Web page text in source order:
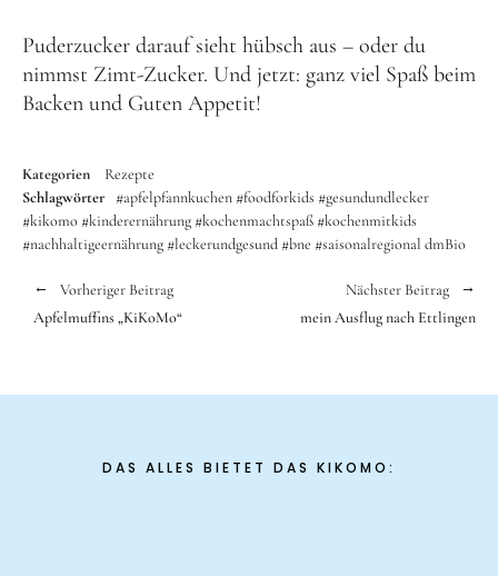
Puderzucker darauf sieht hübsch aus – oder du
nimmst Zimt-Zucker. Und jetzt: ganz viel Spaß beim
Backen und Guten Appetit!
Kategorien
Rezepte
Schlagwörter
#apfelpfannkuchen #foodforkids #gesundundlecker
#kikomo #kinderernährung #kochenmachtspaß #kochenmitkids
#nachhaltigeernährung #leckerundgesund #bne #saisonalregional dmBio
Vorheriger Beitrag
Apfelmuffins „KiKoMo“
Nächster Beitrag
mein Ausflug nach Ettlingen
DAS ALLES BIETET DAS KIKOMO: